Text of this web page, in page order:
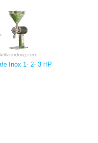
Inox 1- 2- 3 HP